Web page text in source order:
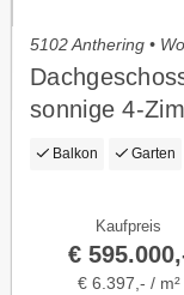
5102 Anthering •
sonnige 4-
Salzburg
Balkon Garten
Kaufpreis
€
€ 6.397,- / m²